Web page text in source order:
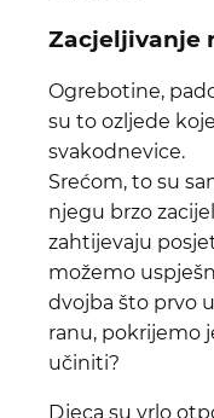
Zacjeljivanje
Ogrebotine,
su to ozljede
svakodnevice.
Srećom, to su
njegu brzo
zahtijevaju
možemo
dvojba što prvo
ranu, pokrijemo
učiniti?
Djeca su vrlo